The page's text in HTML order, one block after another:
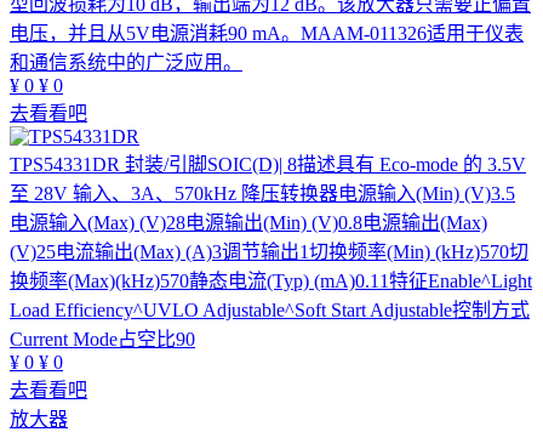
型回波损耗为10 dB，输出端为12 dB。该放大器只需要正偏置
电压，并且从5V电源消耗90 mA。MAAM-011326适用于仪表
和通信系统中的广泛应用。
¥ 0 ¥ 0
去看看吧
TPS54331DR 封装/引脚SOIC(D)| 8描述具有 Eco-mode 的 3.5V
至 28V 输入、3A、570kHz 降压转换器电源输入(Min) (V)3.5
电源输入(Max) (V)28电源输出(Min) (V)0.8电源输出(Max)
(V)25电流输出(Max) (A)3调节输出1切换频率(Min) (kHz)570切
换频率(Max)(kHz)570静态电流(Typ) (mA)0.11特征Enable^Light
Load Efficiency^UVLO Adjustable^Soft Start Adjustable控制方式
Current Mode占空比90
¥ 0 ¥ 0
去看看吧
放大器